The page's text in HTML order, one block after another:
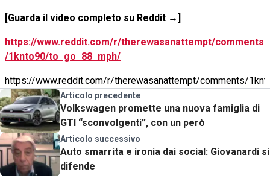
[Guarda il video completo su Reddit →]
https://www.reddit.com/r/therewasanattempt/comments
/1knto90/to_go_88_mph/
https://www.reddit.com/r/therewasanattempt/comments/
Articolo precedente
Volkswagen promette una nuova famiglia di
GTI “sconvolgenti”, con un però
Articolo successivo
Auto smarrita e ironia dai social: Giovanardi si
difende